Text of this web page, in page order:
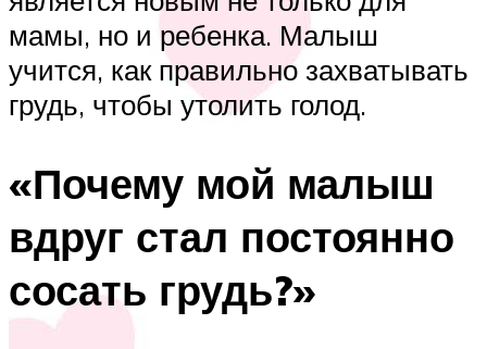
мамы, но и ребенка. Малыш
учится, как правильно захватывать
грудь, чтобы утолить голод.
«Почему мой малыш
вдруг стал постоянно
сосать грудь?»